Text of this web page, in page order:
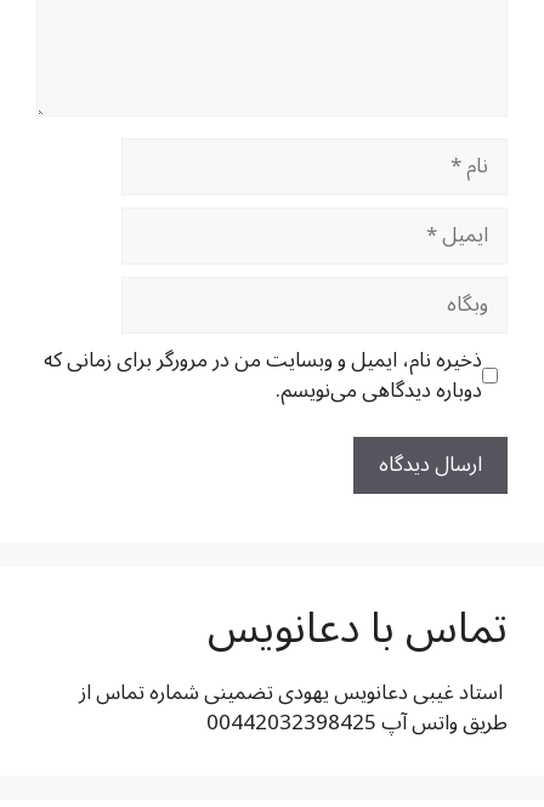
ایمیل
وبگاه
ذخیره نام، ایمیل و وبسایت من در مرورگر برای زمانی که
دوباره دیدگاهی می‌نویسم.
تماس با دعانویس
استاد غیبی دعانویس یهودی تضمینی شماره تماس از
طریق واتس آپ 00442032398425